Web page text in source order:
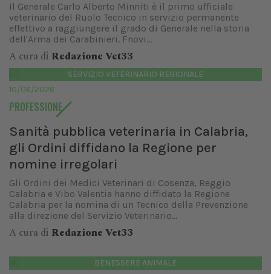
Il Generale Carlo Alberto Minniti è il primo ufficiale
veterinario del Ruolo Tecnico in servizio permanente
effettivo a raggiungere il grado di Generale nella storia
dell'Arma dei Carabinieri. Fnovi...
A cura di Redazione Vet33
SERVIZIO VETERINARIO REGIONALE
10/06/2026
PROFESSIONE
Sanità pubblica veterinaria in Calabria,
gli Ordini diffidano la Regione per
nomine irregolari
Gli Ordini dei Medici Veterinari di Cosenza, Reggio
Calabria e Vibo Valentia hanno diffidato la Regione
Calabria per la nomina di un Tecnico della Prevenzione
alla direzione del Servizio Veterinario...
A cura di Redazione Vet33
BENESSERE ANIMALE